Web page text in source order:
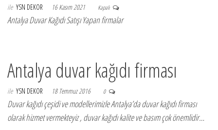
ile YSN DEKOR 16 Kasım 2021 Kapalı
Antalya Duvar Kağıdı Satışı Yapan firmalar
Antalya duvar kağıdı firması
ile YSN DEKOR 18 Temmuz 2016 0
Duvar kağıdı çeşidi ve modellerimizle Antalya’da duvar kağıdı firması
olarak hizmet vermekteyiz , duvar kağıdı kalite ve basım çok önemlidir…